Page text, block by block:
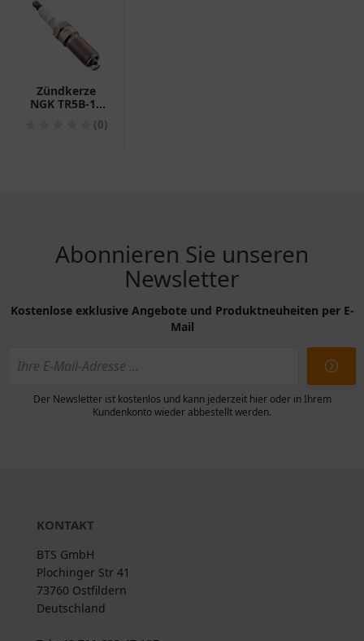
Zündkerze
NGK TR5B-13
Alternative(0)
Abonnieren Sie unseren
Newsletter
Kostenlose exklusive Angebote und Produktneuheiten per E-
Mail
Der Newsletter ist kostenlos und kann jederzeit hier oder in Ihrem
Kundenkonto wieder abbestellt werden.
KONTAKT
BTS GmbH
Plochinger Str 41
73760 Ostfildern
Deutschland